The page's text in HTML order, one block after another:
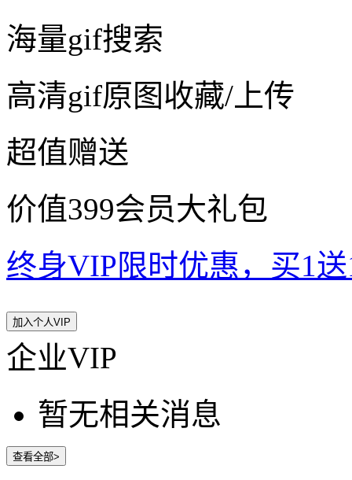
海量gif搜索
高清gif原图收藏/上传
超值赠送
价值399会员大礼包
终身VIP限时优惠，买1
加入个人VIP
企业VIP
暂无相关消息
查看全部>